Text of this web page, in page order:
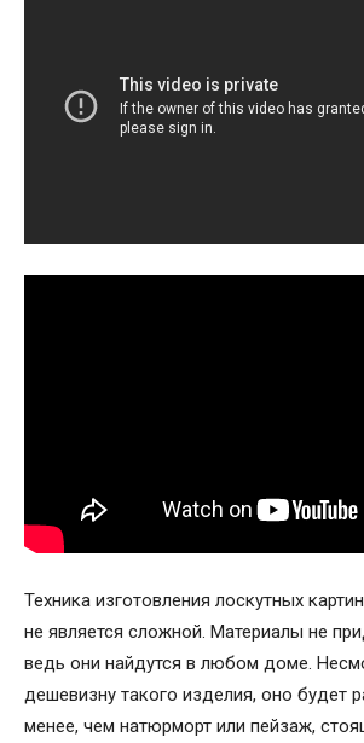
Техника изготовления лоскутных
не является сложной. Материалы не
ведь они найдутся в любом доме.
дешевизну такого изделия, оно будет
менее, чем натюрморт или пейзаж,